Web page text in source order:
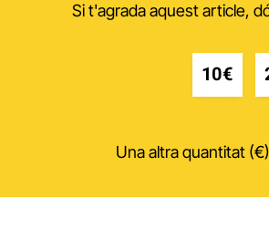
Si t'agrada aquest article,
10€
Una altra quantitat